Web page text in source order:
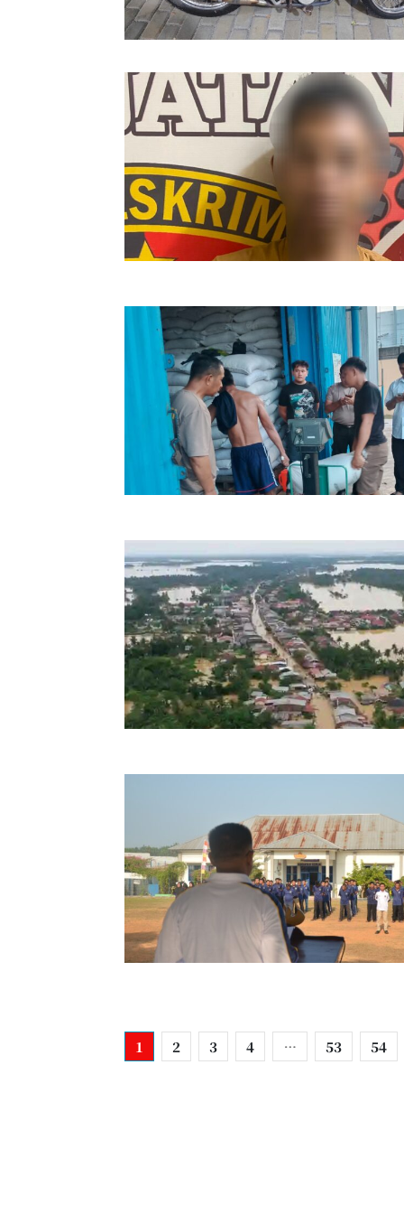
1 2 3 4 … 53 54